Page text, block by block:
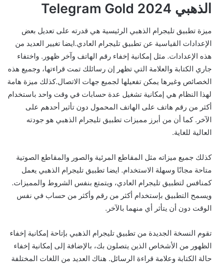
الذهبي 2024 Telegram Gold
ميزة تطبيق تليجرام الذهبي الرئيسية هي قدرته على تعديل بعض
الإعدادات القياسية عن تطبيق تليجرام العادي.ايضا تغيير العديد من
هذه الإعدادات. مثل إمكانية إخفاء رقم الهاتف وآخر ظهور. واختفاء
جاري الكتابة والعلامة التي تظهر إن رسائلك تمت قراءتها، وجميع هذه
الخصائص وغيرها يمكن تفعيلها لجميع جهات الاتصال.كذلك ميزة هامة
لهذا النظام هي إمكانية تشغيل عدة حسابات في وقت واحد باستخدام
أكثر من رقم هاتف على الهاتف المحمول دون تأثير أحدهم على
الآخر. كما أن من أبرز مميزات تطبيق تليجرام الذهبي هو جودته
العالية للغاية.
كذلك جميع ميزاته مثل المقاطع المرئية والصور والمقاطع الصوتية
متاحة مجانًا وسهلة الاستخدام. ايضا تطبيق تليجرام الذهبي يعمل
كمنافس لتطبيق تليجرام العادي، ويتمتع بنفس الشروط والمميزات.
ويسمح التطبيق بإستخدام أكثر من رقم وأكثر من حساب في نفس
الوقت دون أن يتأثر أي منهما بالآخر.
تقوم النسخة الجديدة من تطبيق تليجرام الذهبي بإتاحة إمكانية إخفاء
الظهور من الأشخاص الذين يتصلون بك، بالإضافة إلى إمكانية إخفاء
حالة الكتابة وعلامة قراءة الرسائل. هناك العديد من اللغات المختلفة